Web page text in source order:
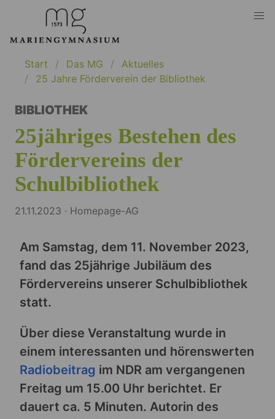
Start Das MG
Aktuelles
25 Jahre Förderverein der Bibliothek
BIBLIOTHEK
25jähriges Bestehen des
Fördervereins der
Schulbibliothek
21.11.2023 · Homepage-AG
Am Samstag, dem 11. November 2023,
fand das 25jährige Jubiläum des
Fördervereins unserer Schulbibliothek
statt.
Über diese Veranstaltung wurde in
einem interessanten und hörenswerten
Radiobeitrag im NDR am vergangenen
Freitag um 15.00 Uhr berichtet. Er
dauert ca. 5 Minuten. Autorin des